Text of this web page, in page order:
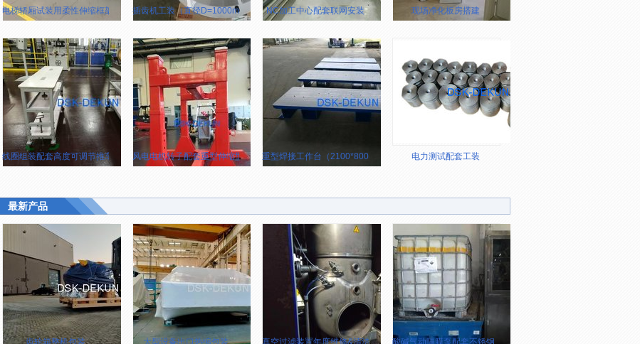
电梯轿厢试装用柔性伸缩框架 插齿机工装（直径D=1000mm） NC加工中心配套联网安装 现场净化板房搭建
线圈组装配套高度可调节推车 风电电机转子配套重型伸缩型支持框架重型焊接工作台（2100*800*250） 电力测试配套工装
最新产品
齿轮箱整机包装 大型设备出口热缩包装 真空过滤装置年度维修&清洁 酸碱气动隔膜泵配套不锈钢（316）收纳柜制作&安装